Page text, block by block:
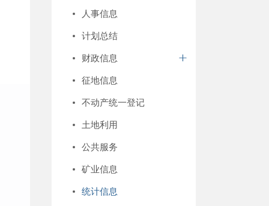
人事信息
计划总结
财政信息
征地信息
不动产统一登记
土地利用
公共服务
矿业信息
统计信息